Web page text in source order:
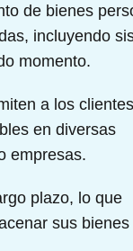
de bienes
incluyendo
momento.
a los clientes
en diversas
empresas.
plazo, lo que
sus bienes